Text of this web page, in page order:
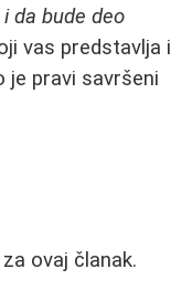
da bude deo
vas predstavlja i
je pravi savršeni
ovaj članak.